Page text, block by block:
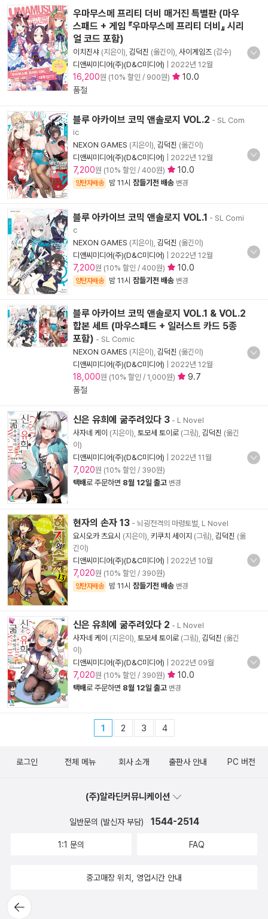
우마무스메 프리티 더비 매거진 특별판 (마우
스패드 + 게임 『우마무스메 프리티 더비』 시리
얼 코드 포함)
이치진샤 (지은이), 김덕진 (옮긴이), 사이게임즈 (감수)
디앤씨미디어(주)(D&C미디어)
2022년 12월
16,200원 (10% 할인 / 900원)
10.0
품절
블루 아카이브 코믹 앤솔로지 VOL.2 - SL Com
ic
NEXON GAMES (지은이), 김덕진 (옮긴이)
디앤씨미디어(주)(D&C미디어)
2022년 12월
7,200원 (10% 할인 / 400원) 10.0
양탄자배송 밤 11시 잠들기전 배송 변경
블루 아카이브 코믹 앤솔로지 VOL.1 - SL Comi
c
NEXON GAMES (지은이), 김덕진 (옮긴이)
디앤씨미디어(주)(D&C미디어)
2022년 12월
7,200원 (10% 할인 / 400원) 10.0
양탄자배송 밤 11시 잠들기전 배송 변경
블루 아카이브 코믹 앤솔로지 VOL.1 & VOL.2
합본 세트 (마우스패드 + 일러스트 카드 5종
포함) - SL Comic
NEXON GAMES (지은이), 김덕진 (옮긴이)
디앤씨미디어(주)(D&C미디어)
2022년 12월
18,000원 (10% 할인 / 1,000원)
9.7
품절
신은 유희에 굶주려있다 3 - L Novel
사자네 케이 (지은이), 토모세 토이로 (그림), 김덕진 (옮긴
이)
디앤씨미디어(주)(D&C미디어)
2022년 11월
7,020원 (10% 할인 / 390원)
택배로 주문하면 8월 12일 출고 변경
현자의 손자 13 - 뇌굉전격의 마령토벌, L Novel
요시오카 츠요시 (지은이), 키쿠치 세이지 (그림), 김덕진 (옮
긴이)
디앤씨미디어(주)(D&C미디어)
2022년 10월
7,020원 (10% 할인 / 390원)
양탄자배송 밤 11시 잠들기전 배송 변경
신은 유희에 굶주려있다 2 - L Novel
사자네 케이 (지은이), 토모세 토이로 (그림), 김덕진 (옮긴
이)
디앤씨미디어(주)(D&C미디어)
2022년 09월
7,020원 (10% 할인 / 390원) 10.0
택배로 주문하면 8월 12일 출고 변경
1 2 3 4
뒤로가
기
로그인 전체 메뉴 회사 소개 출판사 안내 PC 버전
(주)알라딘커뮤니케이션
일반문의 (발신자 부담) 1544-2514
1:1 문의 FAQ
중고매장 위치, 영업시간 안내